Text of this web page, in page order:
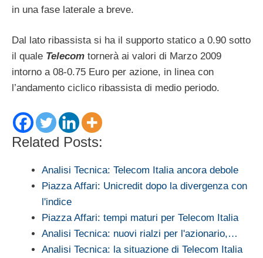
in una fase laterale a breve.
Dal lato ribassista si ha il supporto statico a 0.90 sotto
il quale Telecom tornerà ai valori di Marzo 2009
intorno a 08-0.75 Euro per azione, in linea con
l’andamento ciclico ribassista di medio periodo.
Related Posts:
Analisi Tecnica: Telecom Italia ancora debole
Piazza Affari: Unicredit dopo la divergenza con
l'indice
Piazza Affari: tempi maturi per Telecom Italia
Analisi Tecnica: nuovi rialzi per l'azionario,…
Analisi Tecnica: la situazione di Telecom Italia